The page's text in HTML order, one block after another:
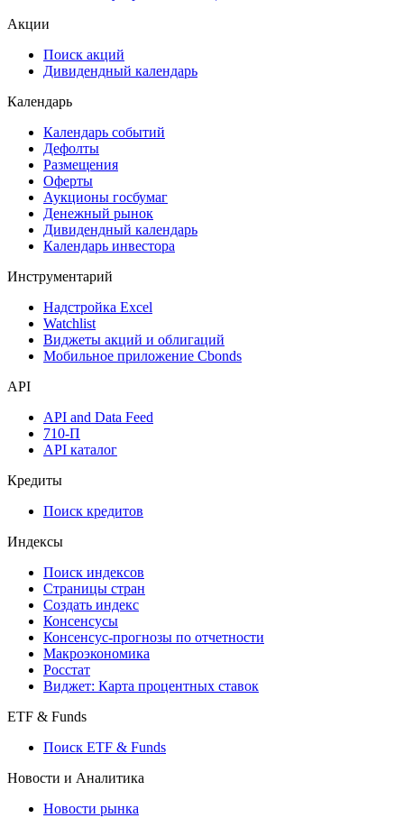
ESG
Самые популярные облигации на Cbonds.ru
Дивидендный календарь
Календарь
Календарь событий
Дефолты
Размещения
Оферты
Аукционы госбумаг
Денежный рынок
Календарь инвестора
Инструментарий
Надстройка Excel
Мобильное приложение Cbonds
API
API and Data Feed
API каталог
Кредиты
Поиск кредитов
Индексы
Поиск индексов
Страницы стран
Создать индекс
Консенсусы
Консенсус-прогнозы по отчетности
Макроэкономика
Виджет: Карта процентных ставок
ETF & Funds
Поиск ETF & Funds